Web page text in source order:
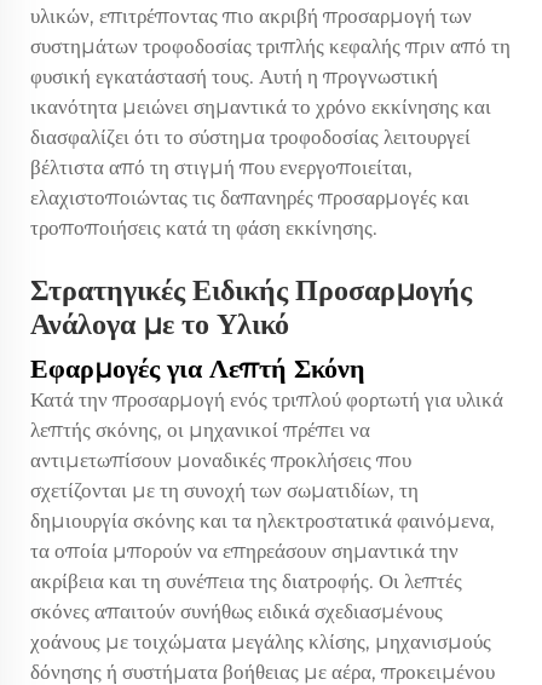
υλικών, επιτρέποντας πιο ακριβή προσαρμογή των
συστημάτων τροφοδοσίας τριπλής κεφαλής πριν από τη
φυσική εγκατάστασή τους. Αυτή η προγνωστική
ικανότητα μειώνει σημαντικά το χρόνο εκκίνησης και
διασφαλίζει ότι το σύστημα τροφοδοσίας λειτουργεί
βέλτιστα από τη στιγμή που ενεργοποιείται,
ελαχιστοποιώντας τις δαπανηρές προσαρμογές και
τροποποιήσεις κατά τη φάση εκκίνησης.
Στρατηγικές Ειδικής Προσαρμογής
Ανάλογα με το Υλικό
Εφαρμογές για Λεπτή Σκόνη
Κατά την προσαρμογή ενός τριπλού φορτωτή για υλικά
λεπτής σκόνης, οι μηχανικοί πρέπει να
αντιμετωπίσουν μοναδικές προκλήσεις που
σχετίζονται με τη συνοχή των σωματιδίων, τη
δημιουργία σκόνης και τα ηλεκτροστατικά φαινόμενα,
τα οποία μπορούν να επηρεάσουν σημαντικά την
ακρίβεια και τη συνέπεια της διατροφής. Οι λεπτές
σκόνες απαιτούν συνήθως ειδικά σχεδιασμένους
χοάνους με τοιχώματα μεγάλης κλίσης, μηχανισμούς
δόνησης ή συστήματα βοήθειας με αέρα, προκειμένου